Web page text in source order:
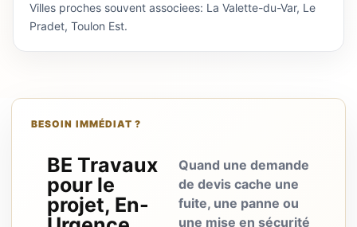
Villes proches souvent associees: La Valette-du-Var, Le
Pradet, Toulon Est.
BESOIN IMMÉDIAT ?
BE Travaux
pour le
projet, En-
Quand une demande
de devis cache une
fuite, une panne ou
une mise en sécurité